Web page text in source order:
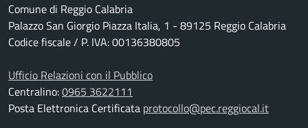
Comune di Reggio Calabria
Palazzo San Giorgio Piazza Italia, 1 - 89125 Reggio Calabria
Codice fiscale / P. IVA: 00136380805
Ufficio Relazioni con il Pubblico
Centralino:0965 3622111
Posta Elettronica Certificata protocollo@pec.reggiocal.it